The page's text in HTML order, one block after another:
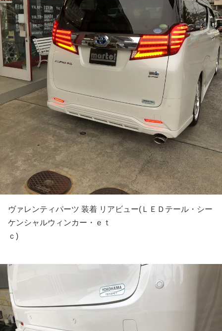
ヴァレンティパーツ 装着 リアビュー(ＬＥＤテール・シー
ケンシャルウィンカー・ｅｔ
ｃ)